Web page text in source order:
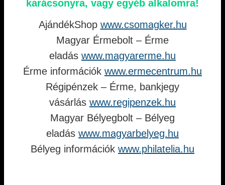
karácsonyra, vagy egyéb alkalomra!
AjándékShop www.csomagker.hu
Magyar Érmebolt – Érme
eladás www.magyarerme.hu
Érme információk www.ermecentrum.hu
Régipénzek – Érme, bankjegy
vásárlás www.regipenzek.hu
Magyar Bélyegbolt – Bélyeg
eladás www.magyarbelyeg.hu
Bélyeg információk www.philatelia.hu